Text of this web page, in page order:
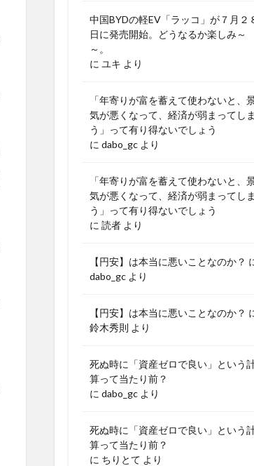
中国BYDの軽EV「ラッコ」が７月２
日に発売開始。どうなるか楽しみ～
～。
に ユキ より
「年寄りが富を蓄えて使わないと、
気が悪くなって、経済が弱まってしま
う」って有り得ないでしょう
に dabo_gc より
「年寄りが富を蓄えて使わないと、
気が悪くなって、経済が弱まってしま
う」って有り得ないでしょう
に 読者 より
【円安】は本当に悪いことなのか？
dabo_gc より
【円安】は本当に悪いことなのか？
鈴木秀則 より
死ぬ時に「資産ゼロで良い」という
算って当たり前？
に dabo_gc より
死ぬ時に「資産ゼロで良い」という
算って当たり前？
に ちりとて より